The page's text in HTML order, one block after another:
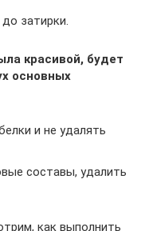
затирки.
красивой, будет
основных
и не удалять
составы, удалить
как выполнить